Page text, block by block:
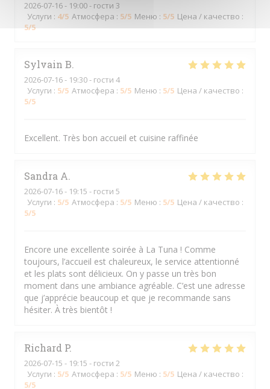
2026-07-16- 19:00 - гости 3
Услуги : 4/5 Атмосфера : 5/5 Меню : 5/5 Цена / качество :
5/5
Sylvain B
2026-07-16- 19:30 - гости 4
Услуги : 5/5 Атмосфера : 5/5 Меню : 5/5 Цена / качество :
5/5
Excellent. Très bon accueil et cuisine raffinée
Sandra A
2026-07-16- 19:15 - гости 5
Услуги : 5/5 Атмосфера : 5/5 Меню : 5/5 Цена / качество :
5/5
Encore une excellente soirée à La Tuna ! Comme
toujours, l’accueil est chaleureux, le service attentionné
et les plats sont délicieux. On y passe un très bon
moment dans une ambiance agréable. C’est une adresse
que j’apprécie beaucoup et que je recommande sans
hésiter. À très bientôt !
Richard P
2026-07-15 - 19:15 - гости 2
Услуги : 5/5 Атмосфера : 5/5 Меню : 5/5 Цена / качество :
5/5